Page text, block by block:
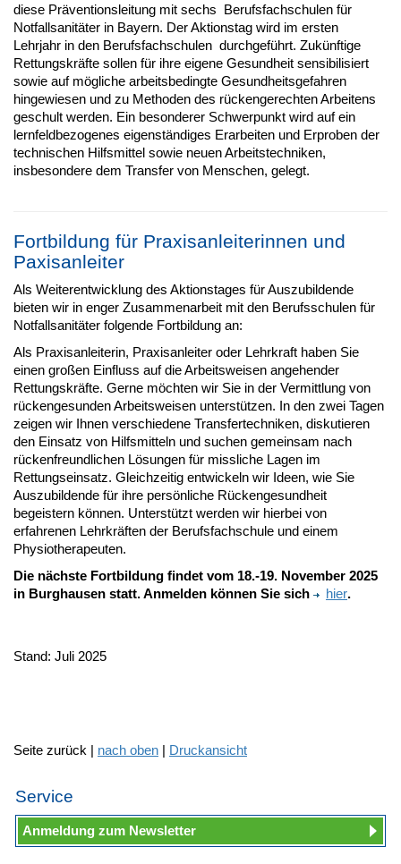
diese Präventionsleitung mit sechs Berufsfachschulen für
Notfallsanitäter in Bayern. Der Aktionstag wird im ersten
Lehrjahr in den Berufsfachschulen durchgeführt. Zukünftige
Rettungskräfte sollen für ihre eigene Gesundheit sensibilisiert
sowie auf mögliche arbeitsbedingte Gesundheitsgefahren
hingewiesen und zu Methoden des rückengerechten Arbeitens
geschult werden. Ein besonderer Schwerpunkt wird auf ein
lernfeldbezogenes eigenständiges Erarbeiten und Erproben der
technischen Hilfsmittel sowie neuen Arbeitstechniken,
insbesondere dem Transfer von Menschen, gelegt.
Fortbildung für Praxisanleiterinnen und
Paxisanleiter
Als Weiterentwicklung des Aktionstages für Auszubildende
bieten wir in enger Zusammenarbeit mit den Berufsschulen für
Notfallsanitäter folgende Fortbildung an:
Als Praxisanleiterin, Praxisanleiter oder Lehrkraft haben Sie
einen großen Einfluss auf die Arbeitsweisen angehender
Rettungskräfte. Gerne möchten wir Sie in der Vermittlung von
rückengesunden Arbeitsweisen unterstützen. In den zwei Tagen
zeigen wir Ihnen verschiedene Transfertechniken, diskutieren
den Einsatz von Hilfsmitteln und suchen gemeinsam nach
rückenfreundlichen Lösungen für missliche Lagen im
Rettungseinsatz. Gleichzeitig entwickeln wir Ideen, wie Sie
Auszubildende für ihre persönliche Rückengesundheit
begeistern können. Unterstützt werden wir hierbei von
erfahrenen Lehrkräften der Berufsfachschule und einem
Physiotherapeuten.
Die nächste Fortbildung findet vom 18.-19. November 2025
in Burghausen statt.Anmelden können Sie sich hier.
Stand: Juli 2025
Seite zurück | nach oben | Druckansicht
Service
Anmeldung zum Newsletter